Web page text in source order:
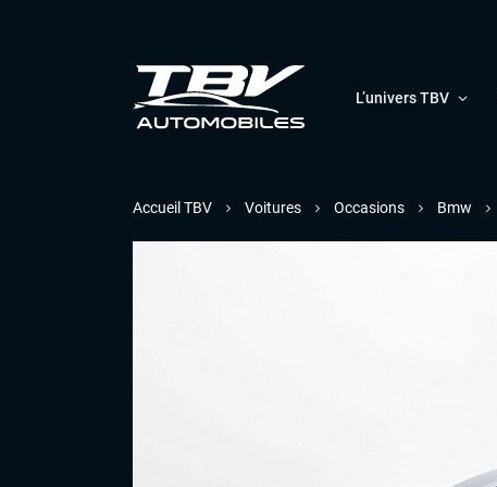
L’univers TBV
Accueil TBV Voitures Occasions Bmw